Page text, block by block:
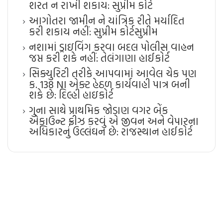
શરત ન રાખી શકાય: સુપ્રીમ કોર્ટ
આગોતરા જામીન ને યાંત્રિક રીતે મર્યાદિત
કરી શકાય નહીં: સુપ્રીમ કોર્ટ​સુપ્રીમ
નશામાં ડ્રાઇવિંગ કરવા બદલ પોલીસ વાહન
જપ્ત કરી શકે નહીં: તેલંગાણા હાઈકોર્ટ
સિક્યુરિટી તરીકે આપવામાં આવેલ ચેક પણ
ક. 138 NI એક્ટ હેઠળ કાર્યવાહી પાત્ર બની
શકે છે: દિલ્હી હાઇકોર્ટ
ગુના સાથે પ્રાથમિક જોડાણ વગર બેંક
એકાઉન્ટ ફ્રીઝ કરવું એ જીવન અને વેપારના
અધિકારનું ઉલ્લંઘન છે: રાજસ્થાન હાઈકોર્ટ